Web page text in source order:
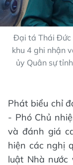
Đại tá Thái Đức
khu 4 ghi nhận
ủy Quân sự
Phát biểu chỉ
- Phó Chủ
và đánh giá
hiện các nghị
luật Nhà nước